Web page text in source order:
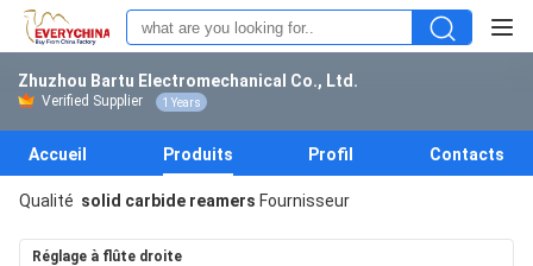
Zhuzhou Bartu Electromechanical Co., Ltd.
Verified Supplier 1 Years
Accueil Produits Profil Contacts
Qualité solid carbide reamers Fournisseur
Réglage à flûte droite